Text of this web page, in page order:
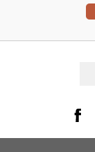
Visit